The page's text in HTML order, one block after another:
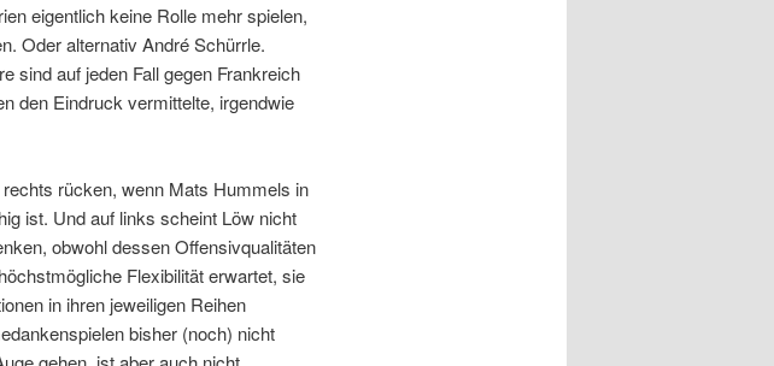
eigentlich keine Rolle mehr spielen,
Oder alternativ André Schürrle.
sind auf jeden Fall gegen Frankreich
den Eindruck vermittelte, irgendwie
rücken, wenn Mats Hummels in
ist. Und auf links scheint Löw nicht
obwohl dessen Offensivqualitäten
Flexibilität erwartet, sie
in ihren jeweiligen Reihen
bisher (noch) nicht